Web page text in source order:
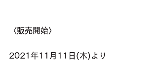
〈販売開始〉
2021年11月11日(木)より